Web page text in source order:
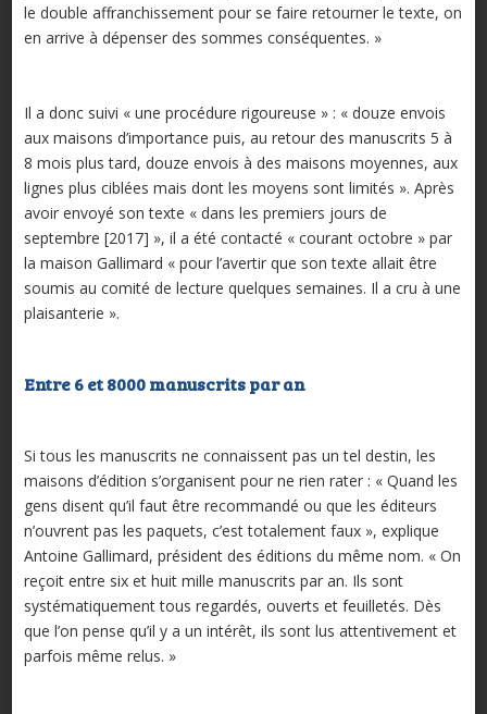
le double affranchissement pour se faire retourner le texte, on
en arrive à dépenser des sommes conséquentes. »
Il a donc suivi « une procédure rigoureuse » : « douze envois
aux maisons d’importance puis, au retour des manuscrits 5 à
8 mois plus tard, douze envois à des maisons moyennes, aux
lignes plus ciblées mais dont les moyens sont limités ». Après
avoir envoyé son texte « dans les premiers jours de
septembre [2017] », il a été contacté « courant octobre » par
la maison Gallimard « pour l’avertir que son texte allait être
soumis au comité de lecture quelques semaines. Il a cru à une
plaisanterie ».
Entre 6 et 8000 manuscrits par an
Si tous les manuscrits ne connaissent pas un tel destin, les
maisons d’édition s’organisent pour ne rien rater : « Quand les
gens disent qu’il faut être recommandé ou que les éditeurs
n’ouvrent pas les paquets, c’est totalement faux », explique
Antoine Gallimard, président des éditions du même nom. « On
reçoit entre six et huit mille manuscrits par an. Ils sont
systématiquement tous regardés, ouverts et feuilletés. Dès
que l’on pense qu’il y a un intérêt, ils sont lus attentivement et
parfois même relus. »